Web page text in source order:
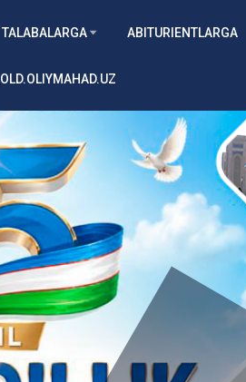
TALABALARGA ABITURIENTLARGA
OLD.OLIYMAHAD.UZ